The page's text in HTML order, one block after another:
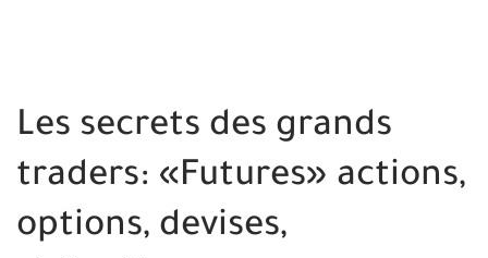
Les secrets des grands
traders: «Futures» actions,
options, devises,